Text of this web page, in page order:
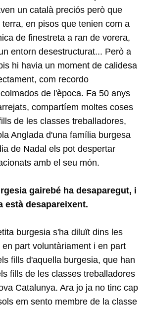
un català preciós però que
en pisos que tenien com a
de finestreta a ran de vorera,
entorn desestructurat... Però a
hi havia un moment de calidesa
com recordo
de l'època. Fa 50 anys
compartíem moltes coses
de les classes treballadores,
Anglada d'una família burgesa
de Nadal els pot despertar
amb el seu món.
gairebé ha desaparegut, i
està desapareixent.
burgesia s'ha diluït dins les
part voluntàriament i en part
fills d'aquella burgesia, que han
fills de les classes treballadores
Catalunya. Ara jo ja no tinc cap
em sento membre de la classe